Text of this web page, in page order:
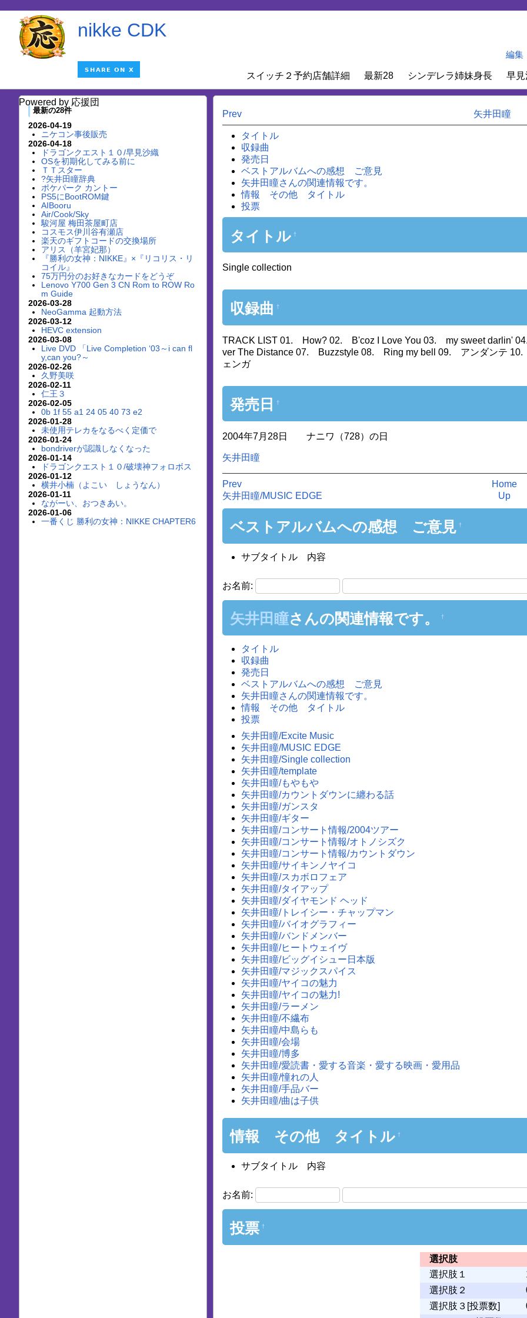
nikke CDK
Powered by 応援団
編集
スイッチ２予約店舗詳細 最新28 シンデレラ姉妹身長 早
Prev 矢井田瞳
タイトル
収録曲
発売日
ベストアルバムへの感想 ご意見
矢井田瞳さんの関連情報です。
情報 その他 タイトル
投票
タイトル †
Single collection
収録曲 †
TRACK LIST 01. How? 02. B'coz I Love You 03. my sweet darlin'
ver The Distance 07. Buzzstyle 08. Ring my bell 09. アンダンテ
ェンガ
発売日 †
2004年7月28日 ナニワ（728）の日
矢井田瞳
Prev
矢井田瞳/MUSIC EDGE
Home
Up
ベストアルバムへの感想 ご意見 †
サブタイトル 内容
お名前:
矢井田瞳さんの関連情報です。 †
タイトル
収録曲
発売日
ベストアルバムへの感想 ご意見
矢井田瞳さんの関連情報です。
情報 その他 タイトル
投票
矢井田瞳/Excite Music
矢井田瞳/MUSIC EDGE
矢井田瞳/Single collection
矢井田瞳/template
矢井田瞳/もやもや
矢井田瞳/カウントダウンに纏わる話
矢井田瞳/ガンスタ
矢井田瞳/ギター
矢井田瞳/コンサート情報/2004ツアー
矢井田瞳/コンサート情報/オトノシズク
矢井田瞳/コンサート情報/カウントダウン
矢井田瞳/サイキンノヤイコ
矢井田瞳/スカボロフェア
矢井田瞳/タイアップ
矢井田瞳/ダイヤモンド ヘッド
矢井田瞳/トレイシー・チャップマン
矢井田瞳/バイオグラフィー
矢井田瞳/バンドメンバー
矢井田瞳/ヒートウェイヴ
矢井田瞳/ビッグイシュー日本版
矢井田瞳/マジックスパイス
矢井田瞳/ヤイコの魅力
矢井田瞳/ヤイコの魅力!
矢井田瞳/ラーメン
矢井田瞳/不繊布
矢井田瞳/中島らも
矢井田瞳/会場
矢井田瞳/博多
矢井田瞳/愛読書・愛する音楽・愛する映画・愛用品
矢井田瞳/憧れの人
矢井田瞳/手品バー
矢井田瞳/曲は子供
情報 その他 タイトル †
サブタイトル 内容
お名前:
投票 †
選択肢
選択肢１
選択肢２
選択肢３[投票数]
最新の28件
2026-04-19
ニケコン事後販売
2026-04-18
ドラゴンクエスト１０/早見沙織
OSを初期化してみる前に
ＴＴスター
?矢井田瞳辞典
ポケパーク カントー
PS5にBootROM鍵
AIBooru
Air/Cook/Sky
駿河屋 梅田茶屋町店
コスモス伊川谷有瀬店
楽天のギフトコードの交換場所
アリス（羊宮妃那）
『勝利の女神：NIKKE』×『リコリス・リ
コイル』
75万円分のお好きなカードをどうぞ
Lenovo Y700 Gen 3 CN Rom to ROW Ro
m Guide
2026-03-28
NeoGamma 起動方法
2026-03-12
HEVC extension
2026-03-08
Live DVD 「Live Completion ‘03～i can fl
y,can you?～
2026-02-26
久野美咲
2026-02-11
仁王３
2026-02-05
0b 1f 55 a1 24 05 40 73 e2
2026-01-28
未使用テレカをなるべく定価で
2026-01-24
bondriverが認識しなくなった
2026-01-14
ドラゴンクエスト１０/破壊神フォロボス
2026-01-12
横井小楠（よこい しょうなん）
2026-01-11
ながーい、おつきあい。
2026-01-06
一番くじ 勝利の女神：NIKKE CHAPTER6